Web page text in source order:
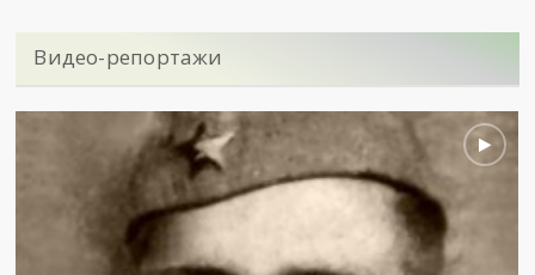
Видео-репортажи